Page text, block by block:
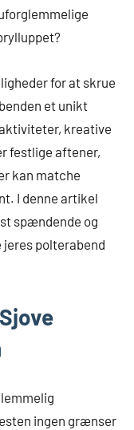
for at skrue
et unikt
kreative
festlige aftener,
kan matche
I denne artikel
spændende og
jeres polterabend
ingen grænser